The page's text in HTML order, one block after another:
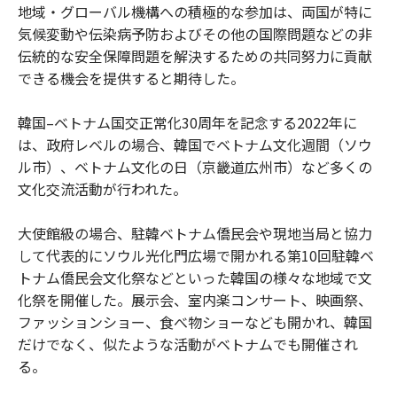
地域・グローバル機構への積極的な参加は、両国が特に
気候変動や伝染病予防およびその他の国際問題などの非
伝統的な安全保障問題を解決するための共同努力に貢献
できる機会を提供すると期待した。
韓国–ベトナム国交正常化30周年を記念する2022年に
は、政府レベルの場合、韓国でベトナム文化週間（ソウ
ル市）、ベトナム文化の日（京畿道広州市）など多くの
文化交流活動が行われた。
大使館級の場合、駐韓ベトナム僑民会や現地当局と協力
して代表的にソウル光化門広場で開かれる第10回駐韓ベ
トナム僑民会文化祭などといった韓国の様々な地域で文
化祭を開催した。展示会、室内楽コンサート、映画祭、
ファッションショー、食べ物ショーなども開かれ、韓国
だけでなく、似たような活動がベトナムでも開催され
る。